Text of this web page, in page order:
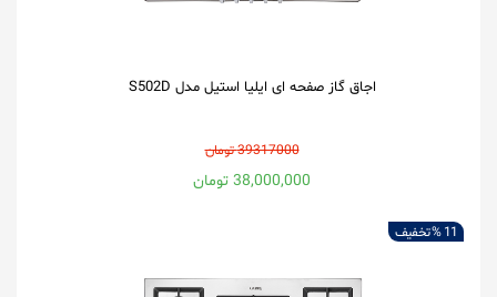
اجاق گاز صفحه ای ایلیا استیل مدل S502D
39317000 تومان
38,000,000 تومان
11 % تخفیف